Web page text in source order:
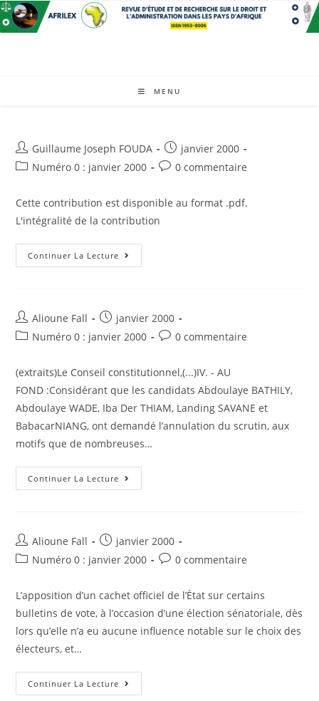
Skip
to
MENU
Auteur/autrice
de
Guillaume Joseph FOUDA
Post
published:
janvier 2000
PostNuméro 0 : janvier 2000
Post0 commentaire
Cette contribution est disponible au format .pdf.
L'intégralité de la contribution
Continuer La Lecture Présentation
Bibliographique
Auteur/autrice
de
Alioune Fall
Post
published:
janvier 2000
PostNuméro 0 : janvier 2000
Post0 commentaire
(extraits)Le Conseil constitutionnel,(...)IV. - AU
FOND :Considérant que les candidats Abdoulaye BATHILY,
Abdoulaye WADE, Iba Der THIAM, Landing SAVANE et
BabacarNIANG, ont demandé l’annulation du scrutin, aux
motifs que de nombreuses…
Continuer La Lecture Décision
Du
93
Du
13
Mars
Auteur/autrice
de
Alioune Fall
Post
published:
janvier 2000
PostNuméro 0 : janvier 2000
Post0 commentaire
L’apposition d’un cachet officiel de l’État sur certains
bulletins de vote, à l’occasion d’une élection sénatoriale, dès
lors qu’elle n’a eu aucune influence notable sur le choix des
électeurs, et…
Continuer La Lecture Décision
Du